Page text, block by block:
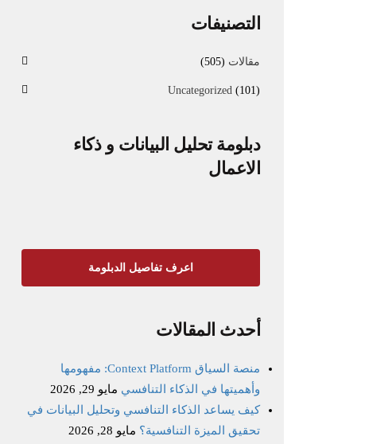
التصنيفات
مقالات (505)
Uncategorized (101)
دبلومة تحليل البيانات و ذكاء
الاعمال
اعرف تفاصيل الدبلومة
أحدث المقالات
منصة السياق Context Platform: مفهومها
وأهميتها في الذكاء التنافسي مايو 29, 2026
كيف يساعد الذكاء التنافسي وتحليل البيانات في
تحقيق الميزة التنافسية؟ مايو 28, 2026